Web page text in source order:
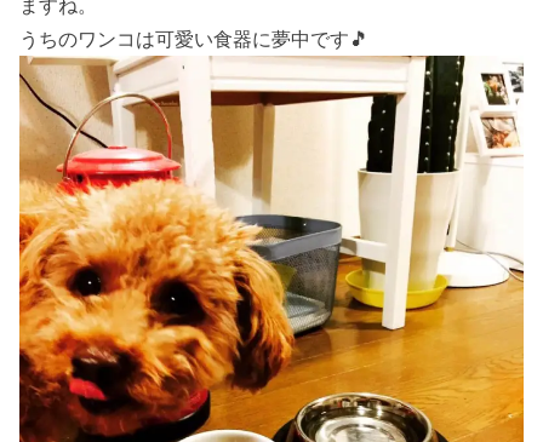
ますね。
うちのワンコは可愛い食器に夢中です🎵